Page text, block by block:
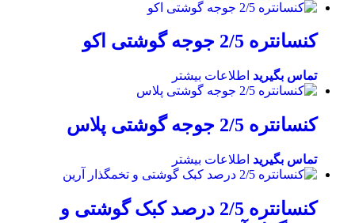
کنسانتره 2/5 جوجه گوشتی اکو
تماس بگیرید اطلاعات بیشتر
کنسانتره 2/5 جوجه گوشتی پلاس
تماس بگیرید اطلاعات بیشتر
کنسانتره 2/5 درصد کبک گوشتی و